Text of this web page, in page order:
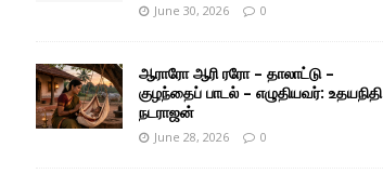
June 30, 2026 0
ஆராரோ ஆரி ரரோ – தாலாட்டு –
குழந்தைப் பாடல் – எழுதியவர்: உதயநிதி
நடராஜன்
June 28, 2026 0